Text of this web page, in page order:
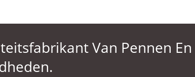
Van Pennen En